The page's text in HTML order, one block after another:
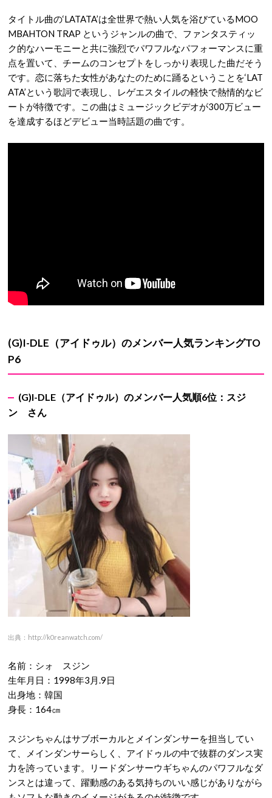
タイトル曲の‘LATATA’は全世界で熱い人気を浴びているMOO
MBAHTON TRAP というジャンルの曲で、ファンタスティッ
ク的なハーモニーと共に強烈でパワフルなパフォーマンスに重
点を置いて、チームのコンセプトをしっかり表現した曲だそう
です。恋に落ちた女性があなたのために踊るということを‘LAT
ATA’という歌詞で表現し、レゲエスタイルの軽快で熱情的なビ
ートが特徴です。この曲はミュージックビデオが300万ビュー
を達成するほどデビュー当時話題の曲です。
(G)I-DLE （アイドゥル）のメンバー人気ランキングTO
P6
(G)I-DLE （アイドゥル）のメンバー人気順6位：スジ
ン さん
出典：http://k0reanwatch.com/
名前：シォ スジン
生年月日：1998年3月.9日
出身地：韓国
身長：164㎝
スジンちゃんはサブボーカルとメインダンサーを担当してい
て、メインダンサーらしく、アイドゥルの中で抜群のダンス実
力を誇っています。リードダンサーウギちゃんのパワフルなダ
ンスとは違って、躍動感のある気持ちのいい感じがありながら